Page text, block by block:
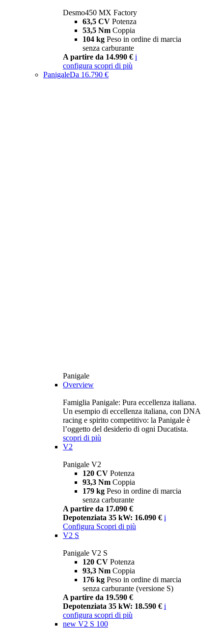
Desmo450 MX Factory
63,5 CV Potenza
53,5 Nm Coppia
104 kg Peso in ordine di marcia
senza carburante
A partire da 14.990 € i
configura scopri di più
PanigaleDa 16.790 €
Panigale
Overview
Famiglia Panigale: Pura eccellenza italiana.
Un esempio di eccellenza italiana, con DNA
racing e spirito competitivo: la Panigale è
l’oggetto del desiderio di ogni Ducatista.
scopri di più
V2
Panigale V2
120 CV Potenza
93,3 Nm Coppia
179 kg Peso in ordine di marcia
senza carburante
A partire da 17.090 €
Depotenziata 35 kW: 16.090 € i
Configura Scopri di più
V2 S
Panigale V2 S
120 CV Potenza
93,3 Nm Coppia
176 kg Peso in ordine di marcia
senza carburante (versione S)
A partire da 19.590 €
Depotenziata 35 kW: 18.590 € i
configura scopri di più
new V2 S 100